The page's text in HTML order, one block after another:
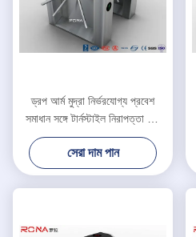
ড্রপ আর্ম মুদ্রা নির্ভরযোগ্য প্রবেশ
সমাধান সঙ্গে টার্নস্টাইল নিরাপত্তা গেট
পরিচালিত
সেরা দাম পান